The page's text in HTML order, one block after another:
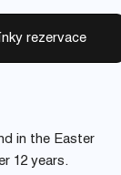
rezervace
in the Easter
12 years.